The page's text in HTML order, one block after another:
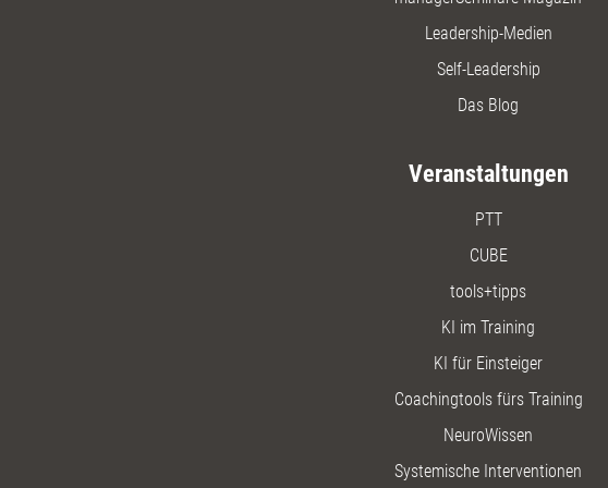
Leadership-Medien
Self-Leadership
Das Blog
Veranstaltungen
PTT
CUBE
tools+tipps
KI im Training
KI für Einsteiger
Coachingtools fürs Training
NeuroWissen
Systemische Interventionen